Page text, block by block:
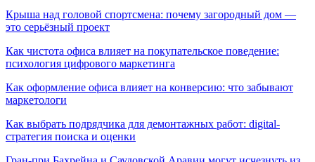
Крыша над головой спортсмена: почему загородный дом —
это серьёзный проект
Как чистота офиса влияет на покупательское поведение:
психология цифрового маркетинга
Как оформление офиса влияет на конверсию: что забывают
маркетологи
Как выбрать подрядчика для демонтажных работ: digital-
стратегия поиска и оценки